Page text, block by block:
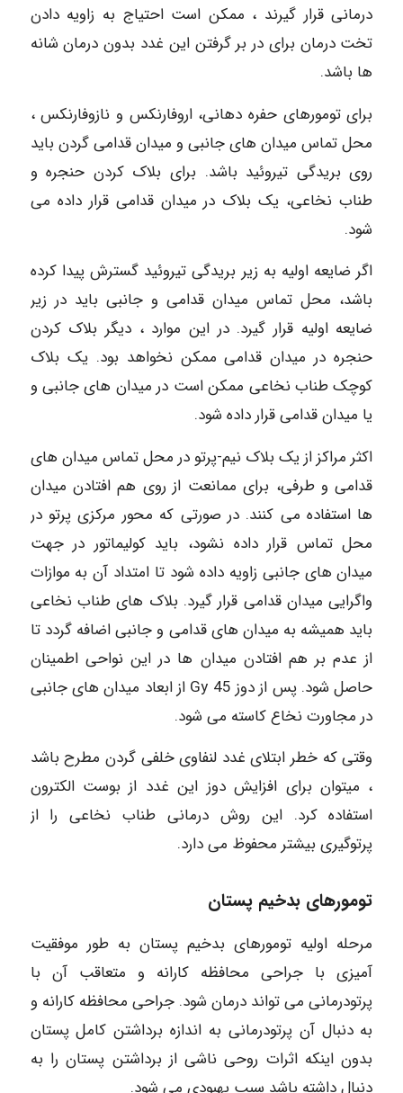
درمانی قرار گیرند ، ممکن است احتیاج به زاویه دادن
تخت درمان برای در بر گرفتن این غدد بدون درمان شانه
ها باشد.
برای تومورهای حفره دهانی، اروفارنکس و نازوفارنکس ،
محل تماس میدان های جانبی و میدان قدامی گردن باید
روی بریدگی تیروئید باشد. برای بلاک کردن حنجره و
طناب نخاعی، یک بلاک در میدان قدامی قرار داده می
شود.
اگر ضایعه اولیه به زیر بریدگی تیروئید گسترش پیدا کرده
باشد، محل تماس میدان قدامی و جانبی باید در زیر
ضایعه اولیه قرار گیرد. در این موارد ، دیگر بلاک کردن
حنجره در میدان قدامی ممکن نخواهد بود. یک بلاک
کوچک طناب نخاعی ممکن است در میدان های جانبی و
یا میدان قدامی قرار داده شود.
اکثر مراکز از یک بلاک نیم-پرتو در محل تماس میدان های
قدامی و طرفی، برای ممانعت از روی هم افتادن میدان
ها استفاده می کنند. در صورتی که محور مرکزی پرتو در
محل تماس قرار داده نشود، باید کولیماتور در جهت
میدان های جانبی زاویه داده شود تا امتداد آن به موازات
واگرایی میدان قدامی قرار گیرد. بلاک های طناب نخاعی
باید همیشه به میدان های قدامی و جانبی اضافه گردد تا
از عدم بر هم افتادن میدان ها در این نواحی اطمینان
حاصل شود. پس از دوز 45 Gy از ابعاد میدان های جانبی
در مجاورت نخاع کاسته می شود.
وقتی که خطر ابتلای غدد لنفاوی خلفی گردن مطرح باشد
، میتوان برای افزایش دوز این غدد از بوست الکترون
استفاده کرد. این روش درمانی طناب نخاعی را از
پرتوگیری بیشتر محفوظ می دارد.
تومورهای بدخیم پستان
مرحله اولیه تومورهای بدخیم پستان به طور موفقیت
آمیزی با جراحی محافظه کارانه و متعاقب آن با
پرتودرمانی می تواند درمان شود. جراحی محافظه کارانه و
به دنبال آن پرتودرمانی به اندازه برداشتن کامل پستان
بدون اینکه اثرات روحی ناشی از برداشتن پستان را به